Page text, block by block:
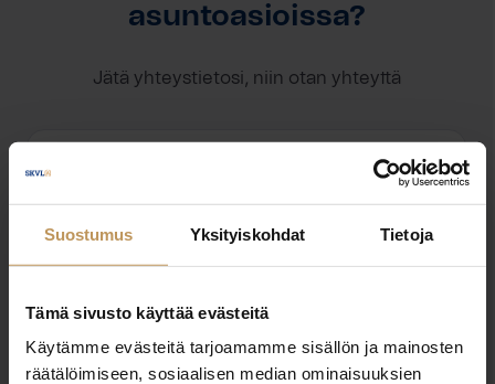
Suostumus Yksityiskohdat Tietoja
Tämä sivusto käyttää evästeitä
Käytämme evästeitä tarjoamamme sisällön ja mainosten
räätälöimiseen, sosiaalisen median ominaisuuksien
asuntoasioissa?
Jätä yhteystietosi, niin otan yhteyttä
"*" näyttää pakolliset kentät